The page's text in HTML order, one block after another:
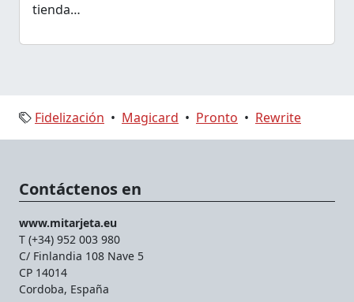
tienda…
Fidelización • Magicard • Pronto • Rewrite
Contáctenos en
www.mitarjeta.eu
T (+34) 952 003 980
C/ Finlandia 108 Nave 5
CP 14014
Cordoba, España